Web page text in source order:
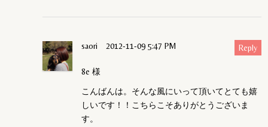
saori 2012-11-09 5:47 PM
8e 様
こんばんは。そんな風にいって頂いてとても嬉
しいです！！こちらこそありがとうございま
す。
Reply